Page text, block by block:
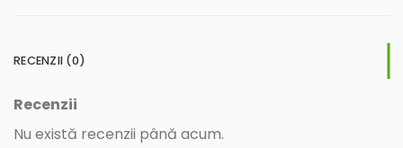
RECENZII (0)
Recenzii
Nu există recenzii până acum.